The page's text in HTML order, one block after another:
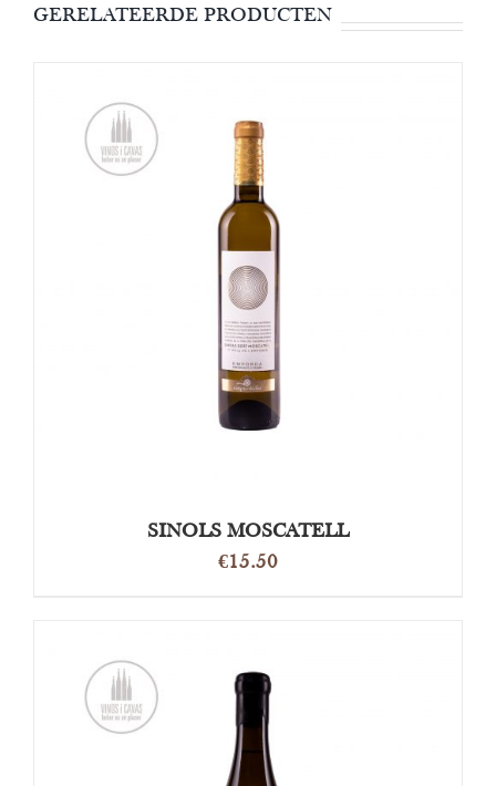
GERELATEERDE PRODUCTEN
TOEVOEGEN AAN WINKELWAGEN
SINOLS MOSCATELL
€15.50